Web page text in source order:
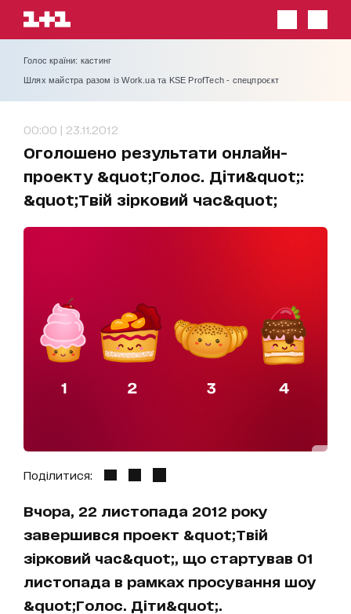
Голос країни: кастинг
Шлях майстра разом із Work.ua та KSE ProfTech - спецпроєкт
00:00 | 23.11.2012
Оголошено результати онлайн-
проекту &quot;Голос. Діти&quot;:
&quot;Твій зірковий час&quot;
Поділитися:
Вчора, 22 листопада 2012 року
завершився проект &quot;Твій
зірковий час&quot;, що стартував 01
листопада в рамках просування шоу
&quot;Голос. Діти&quot;.